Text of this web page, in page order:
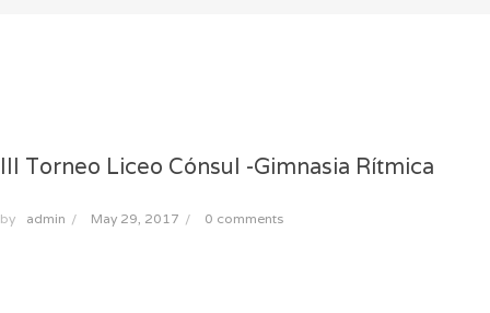
III Torneo Liceo Cónsul -Gimnasia Rítmica
by admin / May 29, 2017 / 0 comments